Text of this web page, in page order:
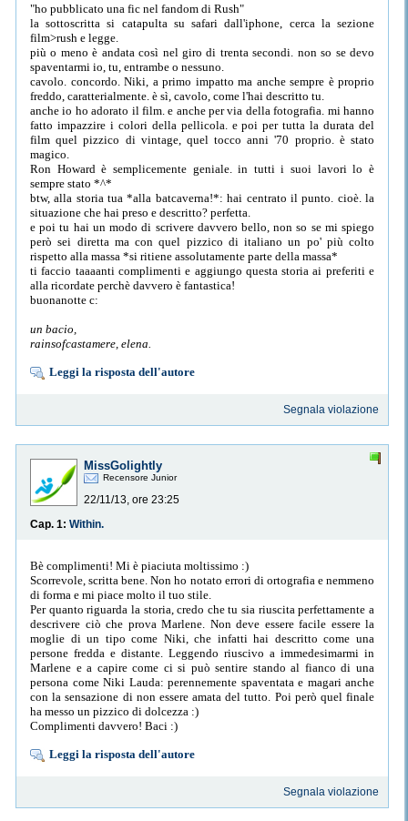
"ho pubblicato una fic nel fandom di Rush"
la sottoscritta si catapulta su safari dall'iphone, cerca la sezione
film>rush e legge.
più o meno è andata così nel giro di trenta secondi. non so se devo
spaventarmi io, tu, entrambe o nessuno.
cavolo. concordo. Niki, a primo impatto ma anche sempre è proprio
freddo, caratterialmente. è sì, cavolo, come l'hai descritto tu.
anche io ho adorato il film. e anche per via della fotografia. mi hanno
fatto impazzire i colori della pellicola. e poi per tutta la durata del
film quel pizzico di vintage, quel tocco anni '70 proprio. è stato
magico.
Ron Howard è semplicemente geniale. in tutti i suoi lavori lo è
sempre stato *^*
btw, alla storia tua *alla batcaverna!*: hai centrato il punto. cioè. la
situazione che hai preso e descritto? perfetta.
e poi tu hai un modo di scrivere davvero bello, non so se mi spiego
però sei diretta ma con quel pizzico di italiano un po' più colto
rispetto alla massa *si ritiene assolutamente parte della massa*
ti faccio taaaanti complimenti e aggiungo questa storia ai preferiti e
alla ricordate perchè davvero è fantastica!
buonanotte c:
un bacio,
rainsofcastamere, elena.
Leggi la risposta dell'autore
Segnala violazione
MissGolightly
Recensore Junior
22/11/13, ore 23:25
Cap. 1: Within.
Bè complimenti! Mi è piaciuta moltissimo :)
Scorrevole, scritta bene. Non ho notato errori di ortografia e nemmeno
di forma e mi piace molto il tuo stile.
Per quanto riguarda la storia, credo che tu sia riuscita perfettamente a
descrivere ciò che prova Marlene. Non deve essere facile essere la
moglie di un tipo come Niki, che infatti hai descritto come una
persone fredda e distante. Leggendo riuscivo a immedesimarmi in
Marlene e a capire come ci si può sentire stando al fianco di una
persona come Niki Lauda: perennemente spaventata e magari anche
con la sensazione di non essere amata del tutto. Poi però quel finale
ha messo un pizzico di dolcezza :)
Complimenti davvero! Baci :)
Leggi la risposta dell'autore
Segnala violazione